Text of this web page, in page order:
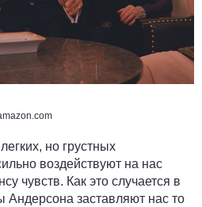
но грустных
воздействуют на нас
чувств. Как это случается в
заставляют нас то